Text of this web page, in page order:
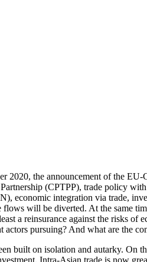
the announcement of the
(CPTPP), trade policy
economic integration via trade,
will be diverted. At the same
a reinsurance against the risks
pursuing? And what are the
built on isolation and autarky.